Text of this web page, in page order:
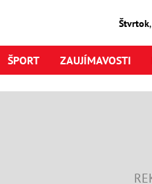
Štvrtok,
ŠPORT ZAUJÍMAVOSTI